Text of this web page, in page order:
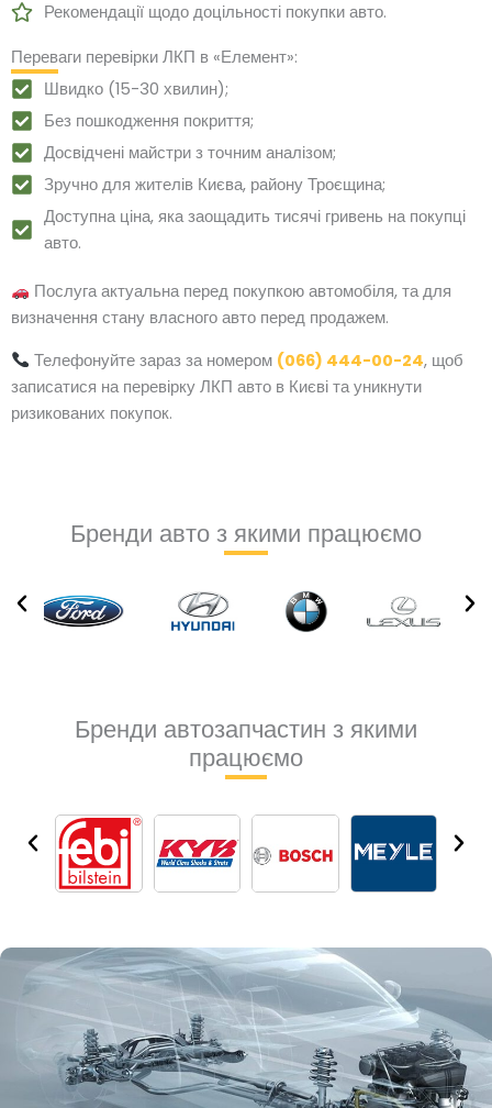
Рекомендації щодо доцільності покупки авто.
Переваги перевірки ЛКП в «Елемент»:
Швидко (15-30 хвилин);
Без пошкодження покриття;
Досвідчені майстри з точним аналізом;
Зручно для жителів Києва, району Троєщина;
Доступна ціна, яка заощадить тисячі гривень на покупці
авто.
Послуга актуальна перед покупкою автомобіля, та для
визначення стану власного авто перед продажем.
Телефонуйте зараз за номером (066) 444-00-24, щоб
записатися на перевірку ЛКП авто в Києві та уникнути
ризикованих покупок.
Бренди авто з якими працюємо
Бренди автозапчастин з якими
працюємо